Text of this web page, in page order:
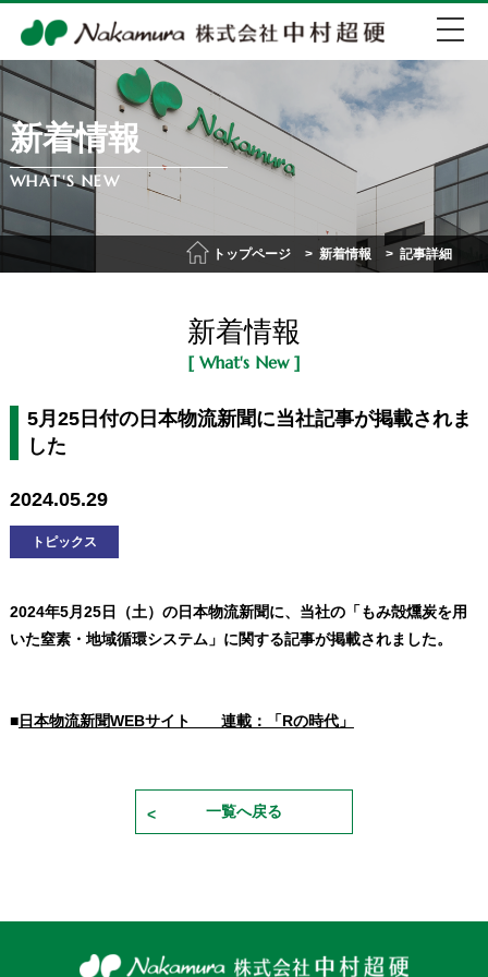
072-274-0007
会社紹介
新着情報
WHAT'S NEW
トップページ 新着情報 記事詳細
新着情報
[ What's New ]
5月25日付の日本物流新聞に当社記事が掲載されま
した
2024.05.29
トピックス
2024年5月25日（土）の日本物流新聞に、当社の「もみ殻燻炭を用
いた窒素・地域循環システム」に関する記事が掲載されました。
■日本物流新聞WEBサイト 連載：「Rの時代」
一覧へ戻る